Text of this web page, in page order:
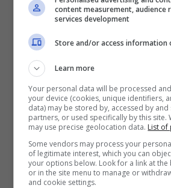
dall’estero, sia per il ragazzo
questi giorni.
nella scorsa stagione di
infatti lasciare gli azzurri
il collega attaccante in
momento, ovviamente, le
ancora in fase di trattativa,
content measurement, audience
services development
Store and/or access information
Learn more
Your personal data will be processed
your device (cookies, unique identifiers,
data) may be stored by, accessed by
partners, or used specifically by this site.
may use precise geolocation data. List of
Some vendors may process your
of legitimate interest, which you can
your options below. Look for a link at
or in the site menu to manage or
and cookie settings.